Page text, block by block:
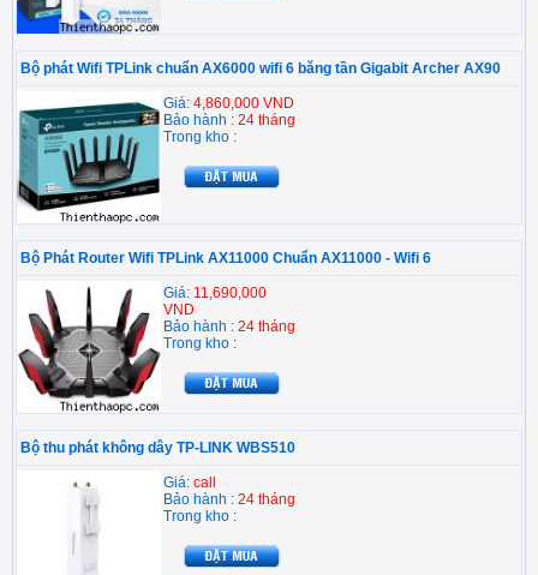
Bộ phát Wifi TPLink chuẩn AX6000 wifi 6 băng tần Gigabit Archer AX90
Giá: 4,860,000 VND
Bảo hành : 24 tháng
Trong kho :
Bộ Phát Router Wifi TPLink AX11000 Chuẩn AX11000 - Wifi 6
Giá: 11,690,000
VND
Bảo hành : 24 tháng
Trong kho :
Bộ thu phát không dây TP-LINK WBS510
Giá: call
Bảo hành : 24 tháng
Trong kho :